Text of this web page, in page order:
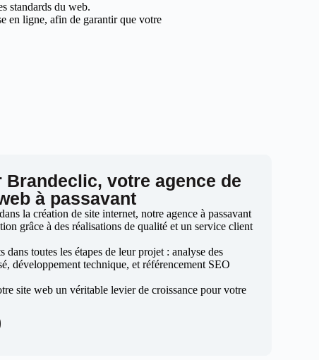
standards du web.
en ligne, afin de garantir que votre
votre agence de
à passavant
la création de site internet, notre agence à passavant
grâce à des réalisations de qualité et un service client
dans toutes les étapes de leur projet : analyse des
développement technique, et référencement SEO
site web un véritable levier de croissance pour votre